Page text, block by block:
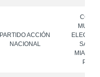
PARTIDO ACCIÓN
NACIONAL
SAN